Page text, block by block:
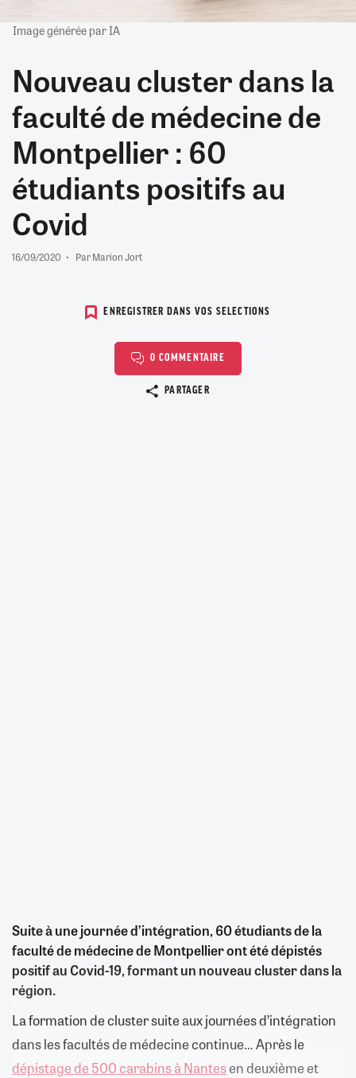
Image générée par IA
Nouveau cluster dans la
faculté de médecine de
Montpellier : 60
étudiants positifs au
Covid
16/09/2020 Par Marion Jort
ENREGISTRER DANS VOS SELECTIONS
0 COMMENTAIRE
PARTAGER
Suite à une journée d’intégration, 60 étudiants de la
faculté de médecine de Montpellier ont été dépistés
positif au Covid-19, formant un nouveau cluster dans la
région.
La formation de cluster suite aux journées d’intégration
dans les facultés de médecine continue… Après le
dépistage de 500 carabins à Nantesen deuxième et